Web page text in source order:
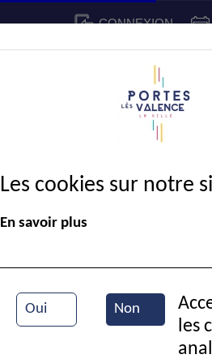
CONNEXION
CADRE DE VIE
Propreté
Les cookies sur notre
En savoir plus
Oui Non
les